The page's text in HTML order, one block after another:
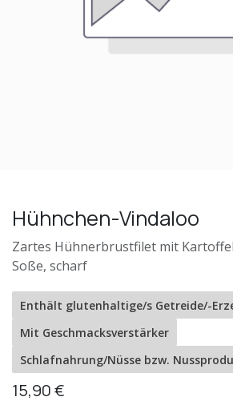
Hühnchen-Vindaloo
Zartes Hühnerbrustfilet mit
Soße, scharf
Enthält glutenhaltige/s Getreide/-
Mit Geschmacksverstärker
Schlafnahrung/Nüsse bzw.
15,90€